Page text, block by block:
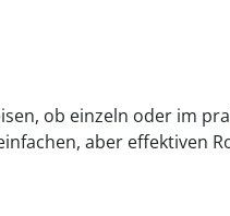
ob einzeln oder im
aber effektiven